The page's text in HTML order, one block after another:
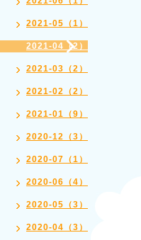
2021-05（1）
2021-04（2）
2021-03（2）
2021-02（2）
2021-01（9）
2020-12（3）
2020-07（1）
2020-06（4）
2020-05（3）
2020-04（3）